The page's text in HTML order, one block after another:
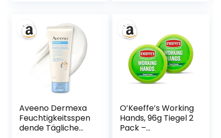
Aufhellung,
Protect Skin (2PC,
100ml)
€3.03
Aveeno Dermexa
Feuchtigkeitsspen
dende Tägliche
O’Keeffe’s Working
Hands, 96g Tiegel 2
Pack –